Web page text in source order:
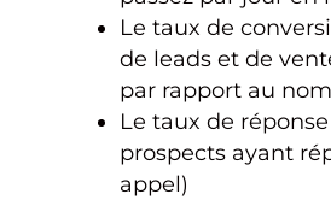
Le taux de
de leads et de
par rapport au
Le taux de
prospects ayant
appel)